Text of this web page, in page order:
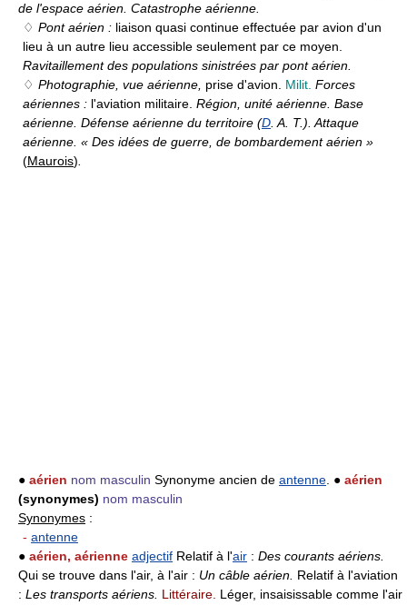
de l'espace aérien. Catastrophe aérienne.
♢ Pont aérien : liaison quasi continue effectuée par avion d'un
lieu à un autre lieu accessible seulement par ce moyen.
Ravitaillement des populations sinistrées par pont aérien.
♢ Photographie, vue aérienne, prise d'avion. Milit. Forces
aériennes : l'aviation militaire. Région, unité aérienne. Base
aérienne. Défense aérienne du territoire (D. A. T.). Attaque
aérienne. « Des idées de guerre, de bombardement aérien »
(Maurois).
● aérien nom masculin Synonyme ancien de antenne. ● aérien
(synonymes) nom masculin
Synonymes :
- antenne
● aérien, aérienne adjectif Relatif à l'air : Des courants aériens.
Qui se trouve dans l'air, à l'air : Un câble aérien. Relatif à l'aviation
: Les transports aériens. Littéraire. Léger, insaisissable comme l'air